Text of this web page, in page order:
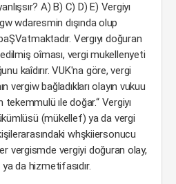
A) B) C) D) E) Vergiyı
wdaresmin dışında olup
Vergıyı doğuran
oîması, vergi mukellenyeti
kaîdırır. VUK'na göre, vergi
vergiw bağladıkları olayın vukuu
ıle doğar.“ Vergiyı
(mükellef) ya da vergi
whşkiiersonucu
vergismde vergiyi doğuran olay,
da hizmetifasıdır.